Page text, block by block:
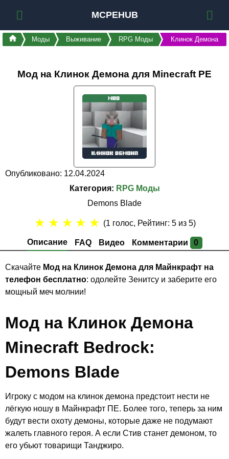
MCPEHUB
Моды Выживание RPG Моды Клинок Демона
Мод на Клинок Демона для Minecraft PE
Опубликовано: 12.04.2024
Категория: RPG Моды
Demons Blade
Описание FAQ Видео Комментарии 0
★ ★ ★ ★ ★ (1 голос, Рейтинг:5 из 5)
Скачайте Мод на Клинок Демона для Майнкрафт на
телефон бесплатно: одолейте Зенитсу и заберите его
мощный меч молнии!
Мод на Клинок Демона
Minecraft Bedrock:
Demons Blade
Игроку с модом на клинок демона предстоит нести не
лёгкую ношу в Майнкрафт ПЕ. Более того, теперь за ним
будут вести охоту демоны, которые даже не подумают
жалеть главного героя. А если Стив станет демоном, то
его убьют товарищи Танджиро.